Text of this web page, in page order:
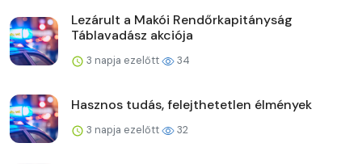
Lezárult a Makói Rendőrkapitányság
Táblavadász akciója
3 napja ezelőtt 34
Hasznos tudás, felejthetetlen élmények
3 napja ezelőtt 32